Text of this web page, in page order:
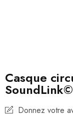
Casque
Donnez votre